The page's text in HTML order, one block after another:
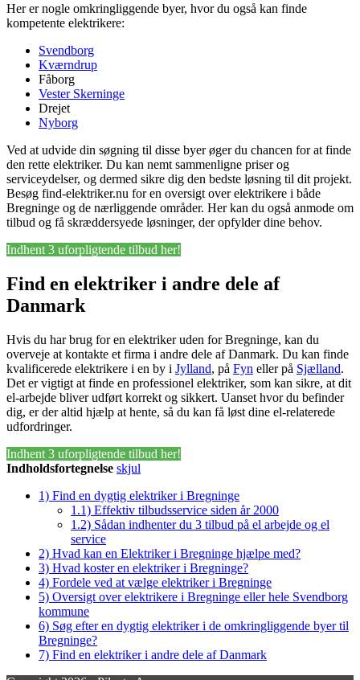
Her er nogle omkringliggende byer, hvor du også kan finde
kompetente elektrikere:
Svendborg
Kværndrup
Fåborg
Vester Skerninge
Drejet
Nyborg
Ved at udvide din søgning til disse byer øger du chancen for at finde
den rette elektriker. Du kan nemt sammenligne priser og
serviceydelser, og dermed sikre dig den bedste løsning til dit projekt.
Besøg find-elektriker.nu for en oversigt over elektrikere i både
Bregninge og de nærliggende områder. Her kan du også anmode om
tilbud og få skræddersyede løsninger, der opfylder dine behov.
Indhent 3 uforpligtende tilbud her!
Find en elektriker i andre dele af
Danmark
Hvis du har brug for en elektriker uden for Bregninge, kan du
overveje at kontakte et firma i andre dele af Danmark. Du kan finde
kvalificerede elektrikere i en by i Jylland, på Fyn eller på Sjælland.
Det er vigtigt at finde en professionel elektriker, som kan sikre, at dit
el-arbejde bliver udført korrekt og sikkert. Uanset hvor du befinder
dig, er der altid hjælp at hente, så du kan få løst dine el-relaterede
udfordringer.
Indhent 3 uforpligtende tilbud her!
Indholdsfortegnelse skjul
1) Find en dygtig elektriker i Bregninge
1.1) Effektiv tilbudsservice siden år 2000
1.2) Sådan indhenter du 3 tilbud på el arbejde og el
service
2) Hvad kan en Elektriker i Bregninge hjælpe med?
3) Hvad koster en elektriker i Bregninge?
4) Fordele ved at vælge elektriker i Bregninge
5) Oversigt over elektrikere i Bregninge eller hele Svendborg
kommune
6) Søg efter en dygtig elektriker i de omkringliggende byer til
Bregninge?
7) Find en elektriker i andre dele af Danmark